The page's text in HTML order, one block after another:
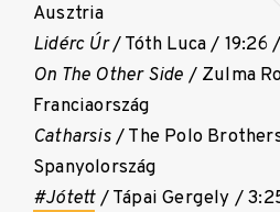
Ausztria
Lidérc Úr/ Tóth Luca / 19:26
On The Other Side / Zulma
Franciaország
Catharsis/ The Polo
Spanyolország
#Jótett/ Tápai Gergely /